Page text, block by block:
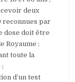
deux
reconnues par
dose doit être
Royaume ;
toute la
d’un test